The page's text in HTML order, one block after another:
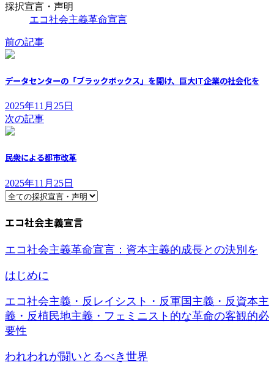
採択宣言・声明
エコ社会主義革命宣言
前の記事
データセンターの「ブラックボックス」を開け、巨大IT企業の社会化を
2025年11月25日
次の記事
民衆による都市改革
2025年11月25日
エコ社会主義宣言
エコ社会主義革命宣言：資本主義的成長との決別を
はじめに
エコ社会主義・反レイシスト・反軍国主義・反資本主
義・反植民地主義・フェミニスト的な革命の客観的必
要性
われわれが闘いとるべき世界